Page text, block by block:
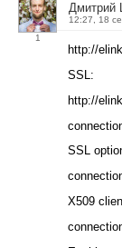
1
Дмитрий
12:27, 18
http://
SSL:
http://
SSL
X509